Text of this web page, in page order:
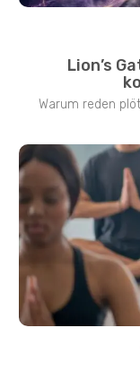
Lion’s
Warum reden